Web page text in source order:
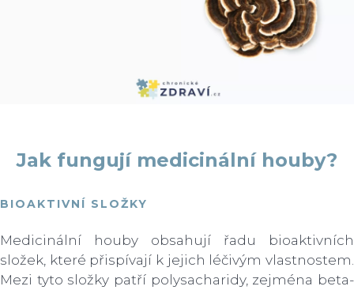
Jak fungují medicinální houby?
BIOAKTIVNÍ SLOŽKY
Medicinální houby obsahují řadu bioaktivních
složek, které přispívají k jejich léčivým vlastnostem.
Mezi tyto složky patří polysacharidy, zejména beta-